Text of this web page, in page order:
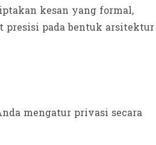
kesan yang formal,
presisi pada bentuk arsitektur
mengatur privasi secara